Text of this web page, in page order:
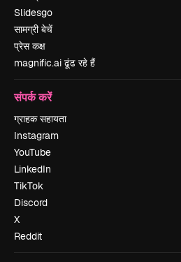
Slidesgo
सामग्री बेचें
प्रेस कक्ष
magnific.ai ढूंढ रहे हैं
संपर्क करें
ग्राहक सहायता
Instagram
YouTube
LinkedIn
TikTok
Discord
X
Reddit